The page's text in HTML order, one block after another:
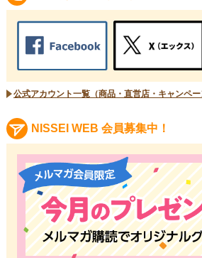
公式アカウント一覧（商品・直営店・キャンペー
NISSEI WEB 会員募集中！